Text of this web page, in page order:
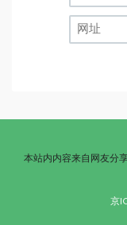
本站内内容来自网友分
京